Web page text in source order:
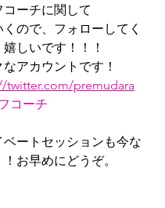
ーチに関して
ので、フォローしてく
しいです！！！
アカウントです！
twitter.com/premudara
コーチ
ートセッションも今な
お早めにどうぞ。